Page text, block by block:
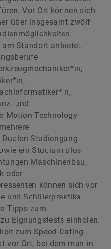
Vor Ort können sich
über insgesamt zwölf
Standort anbietet.
und
Motion Technology
Studiengang
ein Studium plus
Maschinenbau,
oder
können sich vor
und Schülerpraktika
Tipps zum
Eignungstests einholen.
zum Speed-Dating-
vor Ort, bei dem man in